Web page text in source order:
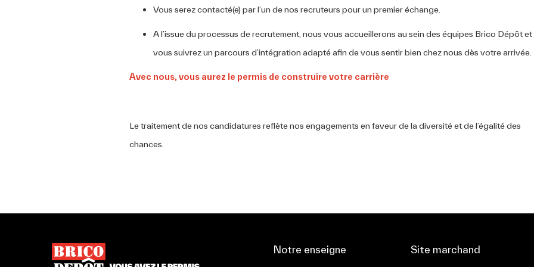
Vous serez contacté(e) par l’un de nos recruteurs pour un premier échange.
A l’issue du processus de recrutement, nous vous accueillerons au sein des équipes Brico Dépôt et
vous suivrez un parcours d’intégration adapté afin de vous sentir bien chez nous dès votre arrivée.
Avec nous, vous aurez le permis de construire️ votre carrière
Le traitement de nos candidatures reflète nos engagements en faveur de la diversité et de l’égalité des
chances.
Notre enseigne
Site marchand